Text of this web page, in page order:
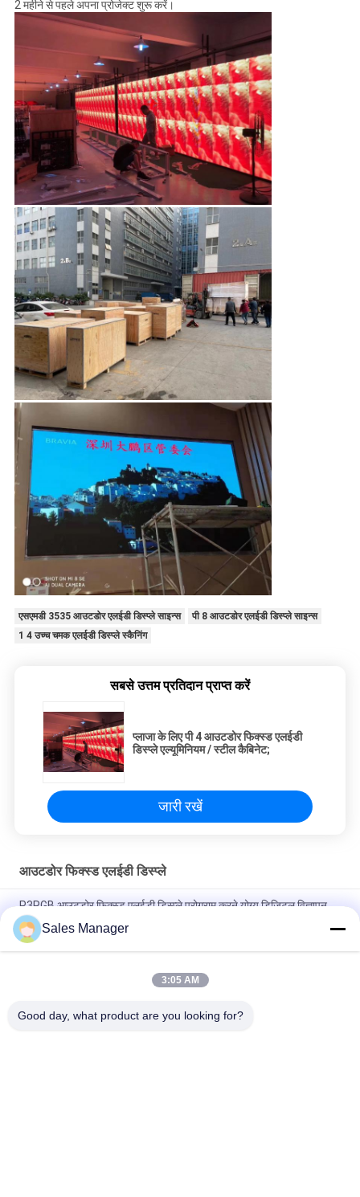
2 महीने से पहले अपना प्रोजेक्ट शुरू करें।
एसएमडी 3535 आउटडोर एलईडी डिस्प्ले साइन्स
पी 8 आउटडोर एलईडी डिस्प्ले साइन्स
1 4 उच्च चमक एलईडी डिस्प्ले स्कैनिंग
सबसे उत्तम प्रतिदान प्राप्त करें
प्लाजा के लिए पी 4 आउटडोर फिक्स्ड एलईडी
डिस्प्ले एल्यूमिनियम / स्टील कैबिनेट;
जारी रखें
आउटडोर फिक्स्ड एलईडी डिस्प्ले
P3RGB आउटडोर फिक्स्ड एलईडी डिस्प्ले प्रोग्राम करने योग्य डिजिटल विज्ञापन
बोर्ड
P3.91 रेंटल फिक्स्ड इंस्टॉलेशन के लिए आउटडोर विज्ञापन एलईडी स्क्रीन
उच्च चमक पी 5 आरजीबी आउटडोर फिक्स्ड एलईडी डिस्प्ले 160 * 320 मिमी
Sales Manager
3:05 AM
Good day, what product are you looking for?